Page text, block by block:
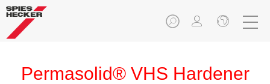
Permasolid® VHS Hardener